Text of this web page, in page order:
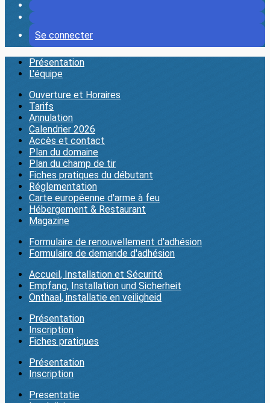
Se connecter
Présentation
L'équipe
Ouverture et Horaires
Tarifs
Annulation
Calendrier 2026
Accès et contact
Plan du domaine
Plan du champ de tir
Fiches pratiques du débutant
Réglementation
Carte européenne d'arme à feu
Hébergement & Restaurant
Magazine
Formulaire de renouvellement d'adhésion
Formulaire de demande d'adhésion
Accueil, Installation et Sécurité
Empfang, Installation und Sicherheit
Onthaal, installatie en veiligheid
Présentation
Inscription
Fiches pratiques
Présentation
Inscription
Presentatie